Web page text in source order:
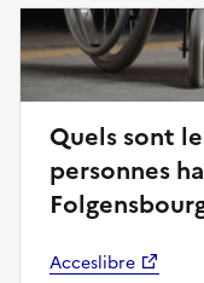
Quels sont
personnes
Acceslibre